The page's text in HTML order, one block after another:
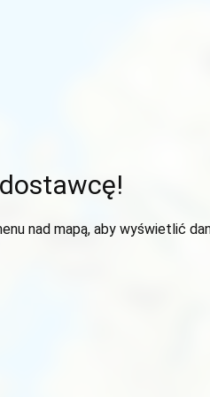
nad mapą, aby wyświetlić